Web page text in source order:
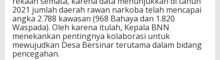
2021 jumlah daerah rawan narkoba telah mencapai
angka 2.788 kawasan (968 Bahaya dan 1.820
Waspada). Oleh karena itulah, Kepala BNN
menekankan pentingnya kolaborasi untuk
mewujudkan Desa Bersinar terutama dalam bidang
pencegahan.